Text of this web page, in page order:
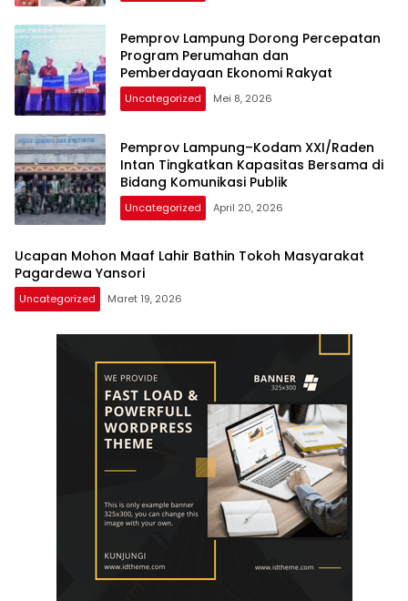
Pemprov Lampung Dorong Percepatan
Program Perumahan dan
Pemberdayaan Ekonomi Rakyat
Uncategorized Mei 8, 2026
Pemprov Lampung–Kodam XXI/Raden
Intan Tingkatkan Kapasitas Bersama di
Bidang Komunikasi Publik
Uncategorized April 20, 2026
Ucapan Mohon Maaf Lahir Bathin Tokoh Masyarakat
Pagardewa Yansori
Uncategorized Maret 19, 2026